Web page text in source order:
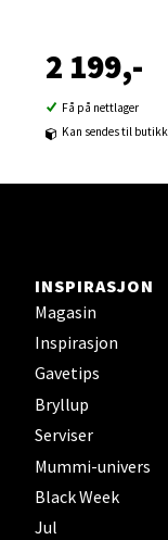
2 199,-
Få på nettlager
Kan sendes til butikk
INSPIRASJON
Magasin
Inspirasjon
Gavetips
Bryllup
Serviser
Mummi-univers
Black Week
Jul
0 i butikk
Bergen -
Sartorvegen